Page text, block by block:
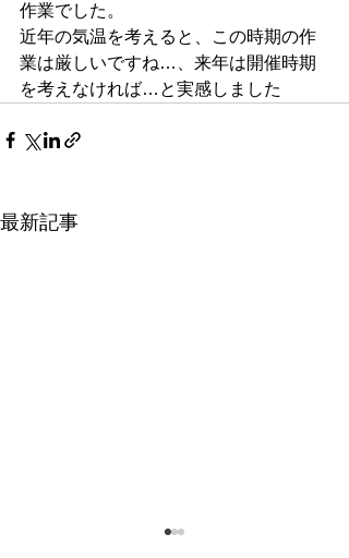
作業でした。
近年の気温を考えると、この時期の作
業は厳しいですね…、来年は開催時期
を考えなければ…と実感しました
最新記事